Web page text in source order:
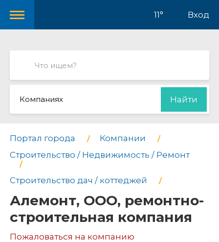
11° Вход
Компаниях Найти
Портал города
Компании
Строительство / Недвижимость / Ремонт
Строительство дач / коттеджей
Алемонт, ООО, ремонтно-
строительная компания
Пожаловаться на компанию